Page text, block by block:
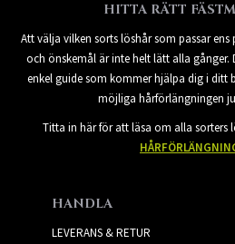
HITTA RÄTT
Att välja vilken sorts löshår som passar
och önskemål är inte helt lätt alla gånger.
enkel guide som kommer hjälpa dig i ditt
möjliga hårförlängningen
Titta in här för att läsa om alla sorters
HANDLA
LEVERANS & RETUR